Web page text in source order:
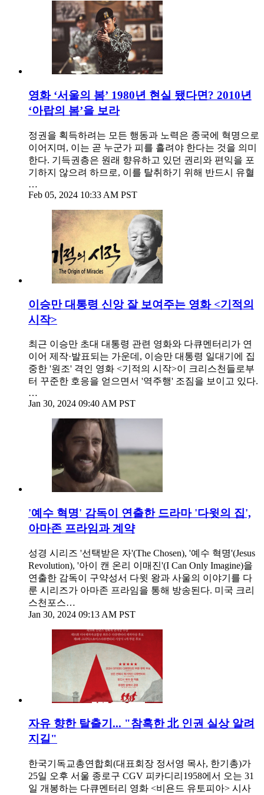
영화 ‘서울의 봄’ 1980년 현실 됐다면? 2010년
‘아랍의 봄’을 보라
정권을 획득하려는 모든 행동과 노력은 종국에 혁명으로
이어지며, 이는 곧 누군가 피를 흘려야 한다는 것을 의미
한다. 기득권층은 원래 향유하고 있던 권리와 편익을 포
기하지 않으려 하므로, 이를 탈취하기 위해 반드시 유혈
…
Feb 05, 2024 10:33 AM PST
이승만 대통령 신앙 잘 보여주는 영화 <기적의
시작>
최근 이승만 초대 대통령 관련 영화와 다큐멘터리가 연
이어 제작·발표되는 가운데, 이승만 대통령 일대기에 집
중한 '원조' 격인 영화 <기적의 시작>이 크리스천들로부
터 꾸준한 호응을 얻으면서 '역주행' 조짐을 보이고 있다.
…
Jan 30, 2024 09:40 AM PST
'예수 혁명' 감독이 연출한 드라마 '다윗의 집',
아마존 프라임과 계약
성경 시리즈 '선택받은 자'(The Chosen), '예수 혁명'(Jesus
Revolution), '아이 캔 온리 이매진'(I Can Only Imagine)을
연출한 감독이 구약성서 다윗 왕과 사울의 이야기를 다
룬 시리즈가 아마존 프라임을 통해 방송된다. 미국 크리
스천포스…
Jan 30, 2024 09:13 AM PST
자유 향한 탈출기... "참혹한 北 인권 실상 알려
지길"
한국기독교총연합회(대표회장 정서영 목사, 한기총)가
25일 오후 서울 종로구 CGV 피카디리1958에서 오는 31
일 개봉하는 다큐멘터리 영화 <비욘드 유토피아> 시사